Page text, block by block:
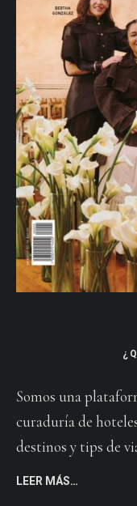
Somos una
curaduría de
destinos y tips de
LEER MÁS…